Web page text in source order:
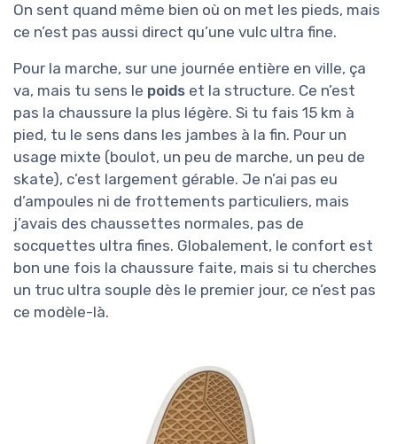
On sent quand même bien où on met les pieds, mais
ce n’est pas aussi direct qu’une vulc ultra fine.
Pour la marche, sur une journée entière en ville, ça
va, mais tu sens le poids et la structure. Ce n’est
pas la chaussure la plus légère. Si tu fais 15 km à
pied, tu le sens dans les jambes à la fin. Pour un
usage mixte (boulot, un peu de marche, un peu de
skate), c’est largement gérable. Je n’ai pas eu
d’ampoules ni de frottements particuliers, mais
j’avais des chaussettes normales, pas de
socquettes ultra fines. Globalement, le confort est
bon une fois la chaussure faite, mais si tu cherches
un truc ultra souple dès le premier jour, ce n’est pas
ce modèle-là.